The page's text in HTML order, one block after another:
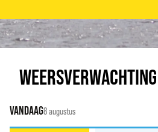
WEERSVERWACHTING
VANDAAG8 augustus